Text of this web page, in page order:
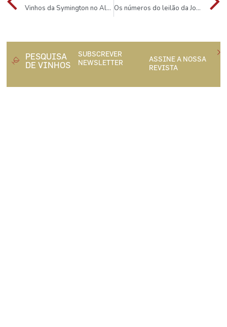
Vinhos da Symington no Alentejo têm a marca Quinta da Fonte Souto Os números do leilão da José Maria da Fonseca
PESQUISA
DE VINHOS
SUBSCREVER
NEWSLETTER
ASSINE A NOSSA
REVISTA